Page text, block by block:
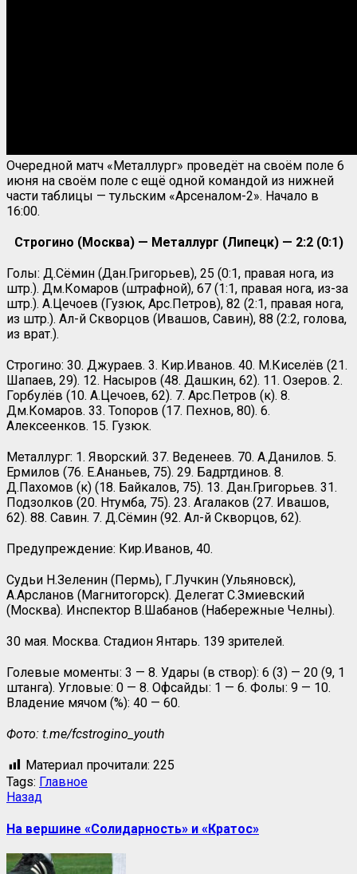
Очередной матч «Металлург» проведёт на своём поле 6
июня на своём поле с ещё одной командой из нижней
части таблицы — тульским «Арсеналом-2». Начало в
16:00.
Строгино (Москва) — Металлург (Липецк) — 2:2 (0:1)
Голы: Д.Сёмин (Дан.Григорьев), 25 (0:1, правая нога, из
штр.). Дм.Комаров (штрафной), 67 (1:1, правая нога, из-за
штр.). А.Цечоев (Гузюк, Арс.Петров), 82 (2:1, правая нога,
из штр.). Ал-й Скворцов (Ивашов, Савин), 88 (2:2, голова,
из врат.).
Строгино: 30. Джураев. 3. Кир.Иванов. 40. М.Киселёв (21.
Шапаев, 29). 12. Насыров (48. Дашкин, 62). 11. Озеров. 2.
Горбулёв (10. А.Цечоев, 62). 7. Арс.Петров (к). 8.
Дм.Комаров. 33. Топоров (17. Пехнов, 80). 6.
Алексеенков. 15. Гузюк.
Металлург: 1. Яворский. 37. Веденеев. 70. А.Данилов. 5.
Ермилов (76. Е.Ананьев, 75). 29. Бадртдинов. 8.
Д.Пахомов (к) (18. Байкалов, 75). 13. Дан.Григорьев. 31.
Подзолков (20. Нтумба, 75). 23. Агалаков (27. Ивашов,
62). 88. Савин. 7. Д.Сёмин (92. Ал-й Скворцов, 62).
Предупреждение: Кир.Иванов, 40.
Судьи Н.Зеленин (Пермь), Г.Лучкин (Ульяновск),
А.Арсланов (Магнитогорск). Делегат С.Змиевский
(Москва). Инспектор В.Шабанов (Набережные Челны).
30 мая. Москва. Стадион Янтарь. 139 зрителей.
Голевые моменты: 3 — 8. Удары (в створ): 6 (3) — 20 (9, 1
штанга). Угловые: 0 — 8. Офсайды: 1 — 6. Фолы: 9 — 10.
Владение мячом (%): 40 — 60.
Фото: t.me/fcstrogino_youth
Материал прочитали: 225
Tags: Главное
Назад
На вершине «Солидарность» и «Кратос»